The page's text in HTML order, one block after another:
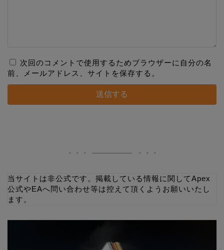
次回のコメントで使用するためブラウザーに自分の名
前、メールアドレス、サイトを保存する。
当サイトは非公式です。掲載している情報に関してApex
公式やEAへ問い合わせ等は控えて頂くようお願いいたし
ます。